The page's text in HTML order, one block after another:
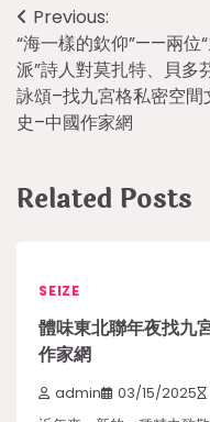
Post
navigation
Previous:
“海一樣的欽仰”——兩位
派”詩人對莫扎特、貝多
詠頌–找九宮格私密空間
史–中國作家網
Related Posts
SEIZE
體味東北聯年夜找九
作家網
admin 03/15/2025